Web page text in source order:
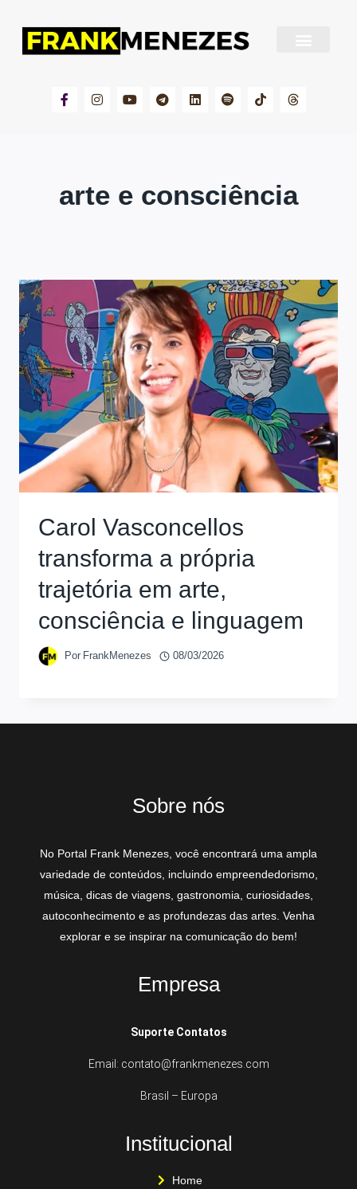
arte e consciência
Carol Vasconcellos
transforma a própria
trajetória em arte,
consciência e linguagem
Por FrankMenezes 08/03/2026
Sobre nós
No Portal Frank Menezes, você encontrará uma ampla
variedade de conteúdos, incluindo empreendedorismo,
música, dicas de viagens, gastronomia, curiosidades,
autoconhecimento e as profundezas das artes. Venha
explorar e se inspirar na comunicação do bem!
Empresa
Suporte Contatos
Email: contato@frankmenezes.com
Brasil – Europa
Institucional
Home